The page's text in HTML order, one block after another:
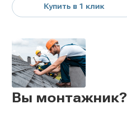
Купить в 1 клик
Вы монтажник?